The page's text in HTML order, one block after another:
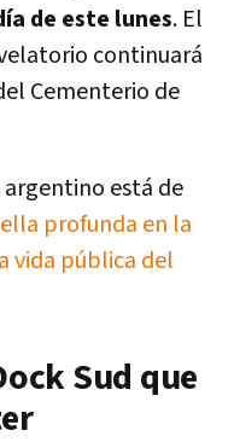
de este lunes. El
continuará
Cementerio de
está de
profunda en la
vida pública del
Sud que